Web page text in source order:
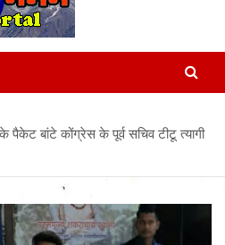
Breaking
News in
पैकेट बांटे कोंग्रेस के पूर्व सचिव टीटू त्यागी